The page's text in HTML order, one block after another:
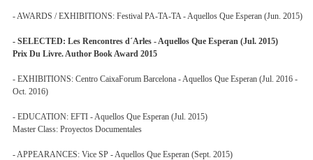
- AWARDS / EXHIBITIONS: Festival PA-TA-TA - Aquellos Que Esperan (Jun. 2015)
- SELECTED: Les Rencontres d´Arles - Aquellos Que Esperan (Jul. 2015)
Prix Du Livre. Author Book Award 2015
- EXHIBITIONS: Centro CaixaForum Barcelona - Aquellos Que Esperan (Jul. 2016 -
Oct. 2016)
- EDUCATION: EFTI - Aquellos Que Esperan (Jul. 2015)
Master Class: Proyectos Documentales
- APPEARANCES: Vice SP - Aquellos Que Esperan (Sept. 2015)